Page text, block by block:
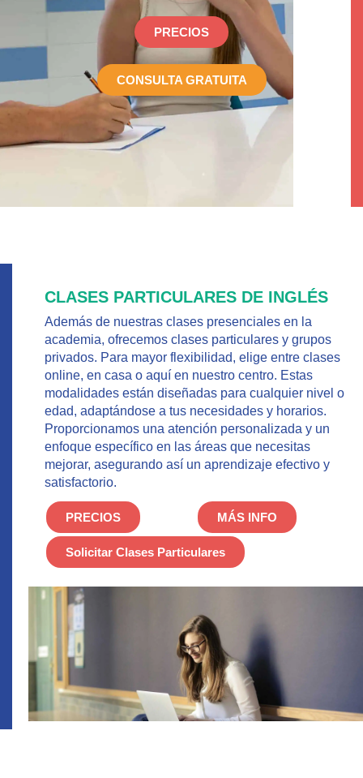
PRECIOS
CONSULTA GRATUITA
CLASES PARTICULARES DE INGLÉS
Además de nuestras clases presenciales en la
academia, ofrecemos clases particulares y grupos
privados. Para mayor flexibilidad, elige entre clases
online, en casa o aquí en nuestro centro. Estas
modalidades están diseñadas para cualquier nivel o
edad, adaptándose a tus necesidades y horarios.
Proporcionamos una atención personalizada y un
enfoque específico en las áreas que necesitas
mejorar, asegurando así un aprendizaje efectivo y
satisfactorio.
PRECIOS MÁS INFO
Solicitar Clases Particulares